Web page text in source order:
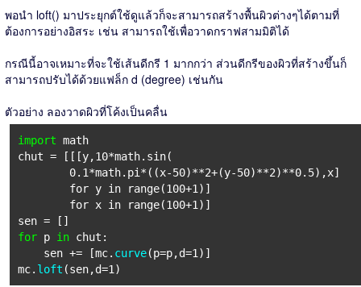
พอนำ loft() มาประยุกต์ใช้ดูแล้วก็จะสามารถสร้างพื้นผิวต่างๆได้ตามที่
ต้องการอย่างอิสระ เช่น สามารถใช้เพื่อวาดกราฟสามมิติได้
กรณีนี้อาจเหมาะที่จะใช้เส้นดีกรี 1 มากกว่า ส่วนดีกรีของผิวที่สร้างขึ้นก็
สามารถปรับได้ด้วยแฟล็ก d (degree) เช่นกัน
ตัวอย่าง ลองวาดผิวที่โค้งเป็นคลื่น
import math
chut = [[[y,10*math.sin(
0.1*math.pi*((x-50)**2+(y-50)**2)**0.5),x]
for y in range(100+1)]
for x in range(100+1)]
sen = []
for p in chut:
sen += [mc. curve(p=p,d=1)]
mc. loft (sen,d=1)